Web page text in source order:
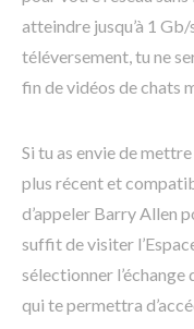
atteindre jusqu’à 1
téléversement, tu ne
fin de vidéos de chats
Si tu as envie de
plus récent et
d’appeler Barry Allen
suffit de visiter
sélectionner
qui te permettra